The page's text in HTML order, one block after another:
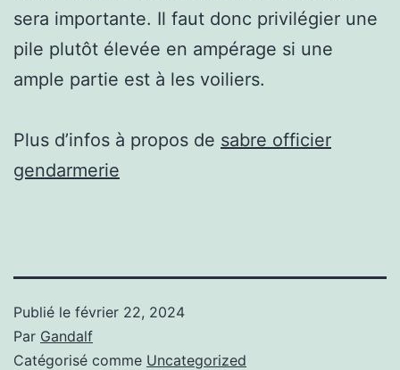
sera importante. Il faut donc privilégier une
pile plutôt élevée en ampérage si une
ample partie est à les voiliers.
Plus d’infos à propos de sabre officier
gendarmerie
Publié le février 22, 2024
Par Gandalf
Catégorisé comme Uncategorized